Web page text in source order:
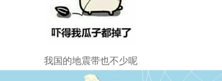
我国的地震带也不少呢